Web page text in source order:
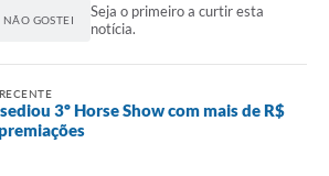
NÃO GOSTEI
Seja o primeiro a curtir esta
notícia.
3º Horse Show com mais de R$